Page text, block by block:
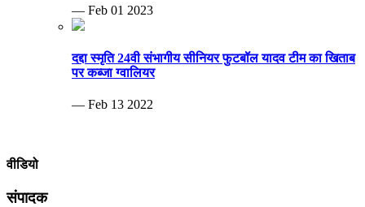
— Feb 01 2023
दद्दा स्मृति 24वी संभागीय सीनियर फुटबॉल यादव टीम का खिताब
पर कब्जा ग्वालियर
— Feb 13 2022
वीडियो
संपादक